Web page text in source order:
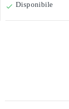
 Disponibile